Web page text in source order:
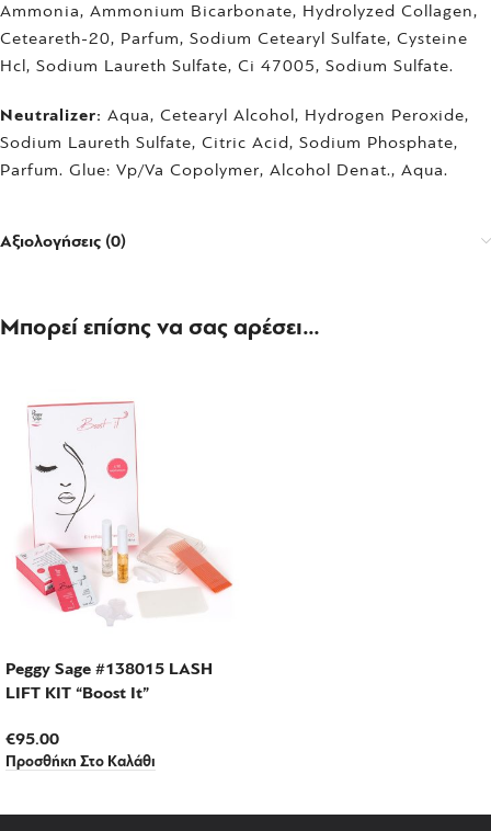
Ammonia, Ammonium Bicarbonate, Hydrolyzed Collagen,
Ceteareth-20, Parfum, Sodium Cetearyl Sulfate, Cysteine
Hcl, Sodium Laureth Sulfate, Ci 47005, Sodium Sulfate.
Neutralizer: Aqua, Cetearyl Alcohol, Hydrogen Peroxide,
Sodium Laureth Sulfate, Citric Acid, Sodium Phosphate,
Parfum. Glue: Vp/Va Copolymer, Alcohol Denat., Aqua.
Αξιολογήσεις (0)
Μπορεί επίσης να σας αρέσει…
Peggy Sage #138015 LASH
LIFT KIT “Boost It”
€95.00
Προσθήκη Στο Καλάθι